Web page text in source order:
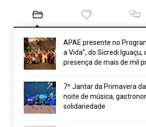
APAE presente no
a Vida”, do Sicredi Iguaçu,
presença de mais de mil
7º Jantar da Primavera
noite de música,
solidariedade